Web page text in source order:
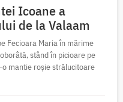
Icoane a
de la Valaam
Fecioara Maria în mărime
stând în picioare pe
mantie roșie strălucitoare